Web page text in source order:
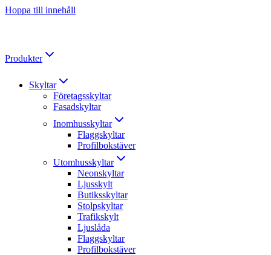
Hoppa till innehåll
Produkter
Skyltar
Företagsskyltar
Fasadskyltar
Inomhusskyltar
Flaggskyltar
Profilbokstäver
Utomhusskyltar
Neonskyltar
Ljusskylt
Butiksskyltar
Stolpskyltar
Trafikskylt
Ljuslåda
Flaggskyltar
Profilbokstäver